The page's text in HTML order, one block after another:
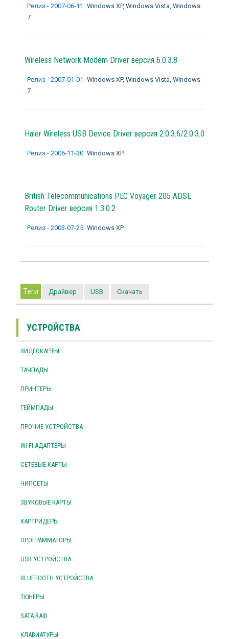
Релиз - 2007-06-11 Windows XP, Windows Vista, Windows
7
Wireless Network Modem Driver версия 6.0.3.8
Релиз - 2007-01-01 Windows XP, Windows Vista, Windows
7
Haier Wireless USB Device Driver версия 2.0.3.6/2.0.3.0
Релиз - 2006-11-30 Windows XP
British Telecommunications PLC Voyager 205 ADSL
Router Driver версия 1.3.0.2
Релиз - 2003-07-25 Windows XP
Теги Драйвер USB Скачать
УСТРОЙСТВА
ВИДЕОКАРТЫ
ТАЧПАДЫ
ПРИНТЕРЫ
ГЕЙМПАДЫ
ПРОЧИЕ УСТРОЙСТВА
WI-FI АДАПТЕРЫ
СЕТЕВЫЕ КАРТЫ
ЧИПСЕТЫ
ЗВУКОВЫЕ КАРТЫ
КАРТРИДЕРЫ
ПРОГРАММАТОРЫ
USB УСТРОЙСТВА
BLUETOOTH УСТРОЙСТВА
ТЮНЕРЫ
SATA-RAID
КЛАВИАТУРЫ